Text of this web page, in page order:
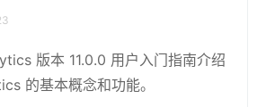
版本 11.0.0 用户入门指南介绍
的基本概念和功能。